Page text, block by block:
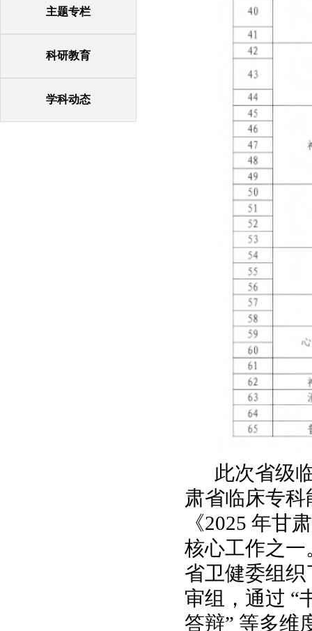
主题专栏
科研教育
学科动态
此次省级
肃省临床专
《2025 年甘
核心工作之一
省卫健委组
审组，通过 “
答辩” 等多维